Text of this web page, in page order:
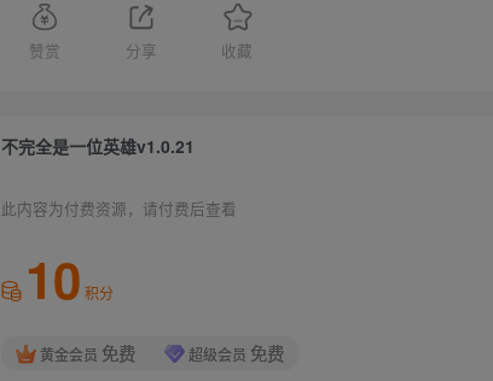
赞赏 分享 收藏
不完全是一位英雄v1.0.21
此内容为付费资源，请付费后查看
10 积分
黄金会员 免费 超级会员 免费